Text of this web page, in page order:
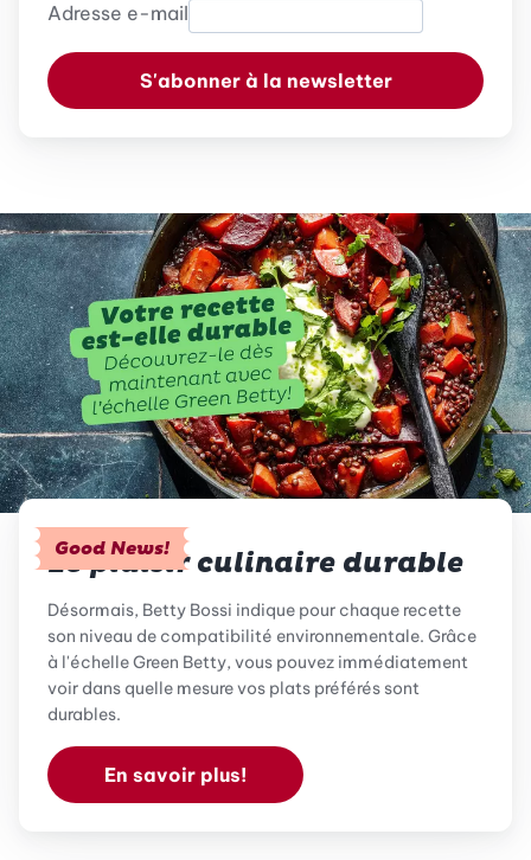
Adresse e-mail
S'abonner à la newsletter
Good News!
Le plaisir culinaire durable
Désormais, Betty Bossi indique pour chaque recette
son niveau de compatibilité environnementale. Grâce
à l'échelle Green Betty, vous pouvez immédiatement
voir dans quelle mesure vos plats préférés sont
durables.
En savoir plus!